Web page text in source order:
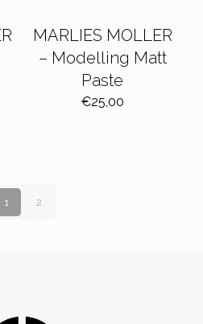
MARLIES MOLLER
– Modelling Matt
Paste
€25,00
1 2